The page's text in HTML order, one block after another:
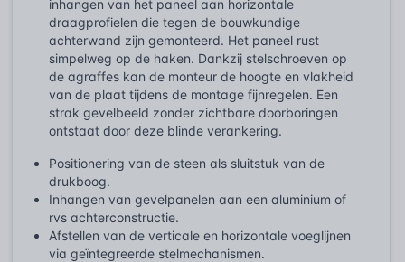
inhangen van het paneel aan horizontale
draagprofielen die tegen de bouwkundige
achterwand zijn gemonteerd. Het paneel rust
simpelweg op de haken. Dankzij stelschroeven op
de agraffes kan de monteur de hoogte en vlakheid
van de plaat tijdens de montage fijnregelen. Een
strak gevelbeeld zonder zichtbare doorboringen
ontstaat door deze blinde verankering.
Positionering van de steen als sluitstuk van de
drukboog.
Inhangen van gevelpanelen aan een aluminium of
rvs achterconstructie.
Afstellen van de verticale en horizontale voeglijnen
via geïntegreerde stelmechanismen.